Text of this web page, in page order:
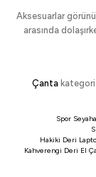
Aksesuarlar
arasında
Çanta
Spor
Hakiki Deri
Kahverengi Deri El